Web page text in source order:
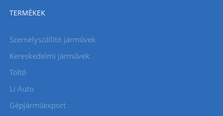
TERMÉKEK
Személyszállító járművek
Kereskedelmi járművek
Töltő
Li Auto
Gépjárműexport